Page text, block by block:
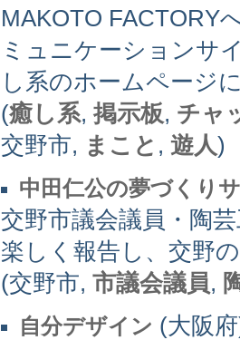
MAKOTO FACTORY
ミュニケーションサ
し系のホームページ
(癒し系, 掲示板, チャ
交野市, まこと , 遊人)
中田仁公の夢づくり
交野市議会議員・陶
楽しく報告し、交野
(交野市, 市議会議員,
自分デザイン (大阪